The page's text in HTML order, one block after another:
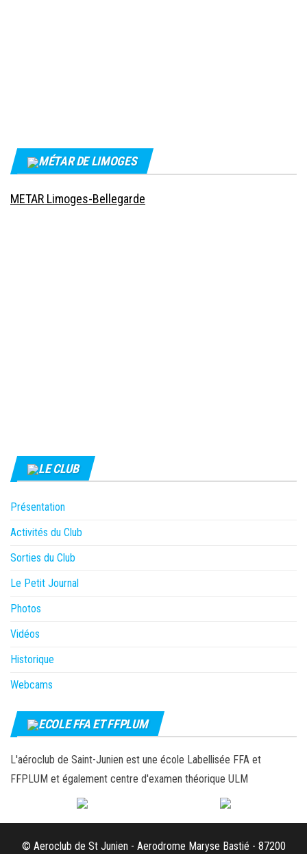
MÉTAR DE LIMOGES
METAR Limoges-Bellegarde
LE CLUB
Présentation
Activités du Club
Sorties du Club
Le Petit Journal
Photos
Vidéos
Historique
Webcams
ECOLE FFA ET FFPLUM
L'aéroclub de Saint-Junien est une école Labellisée FFA et
FFPLUM et également centre d'examen théorique ULM
© Aeroclub de St Junien - Aerodrome Maryse Bastié - 87200